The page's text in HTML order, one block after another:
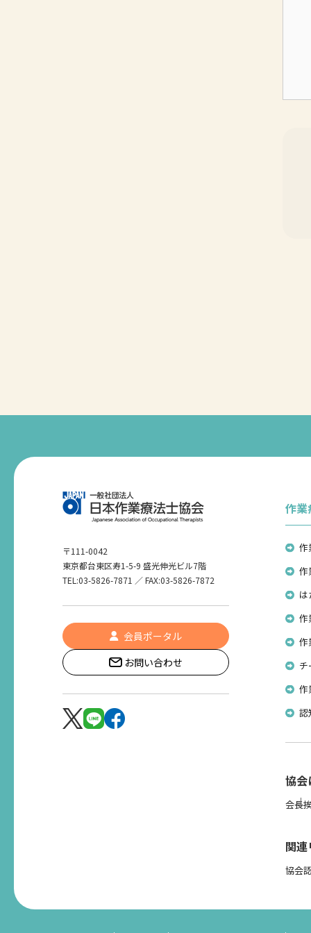
〒111-0042
東京都台東区寿1-5-9 盛光伸光ビル7階
TEL:03-5826-7871 ／ FAX:03-5826-7872
会員ポータル
お問い合わせ
作業
作
作
は
作
作
作
認
協会
会長
関
協会